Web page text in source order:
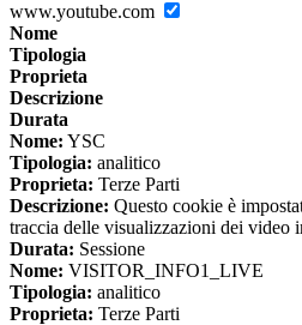
www.youtube.com
Nome
Tipologia
Proprieta
Descrizione
Durata
Nome: YSC
Tipologia: analitico
Proprieta: Terze Parti
Descrizione: Questo cookie è
traccia delle visualizzazioni dei video
Durata: Sessione
Nome: VISITOR_INFO1_LIVE
Tipologia: analitico
Proprieta: Terze Parti